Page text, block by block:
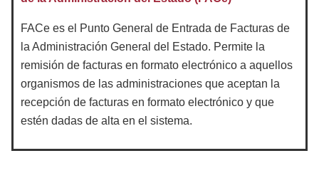
FACe es el Punto General de Entrada de Facturas de
la Administración General del Estado. Permite la
remisión de facturas en formato electrónico a aquellos
organismos de las administraciones que aceptan la
recepción de facturas en formato electrónico y que
estén dadas de alta en el sistema.